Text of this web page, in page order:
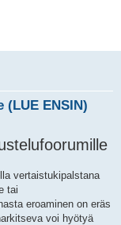
ENSIN)
vertaistukipalstana
tai
eroaminen on eräs
voi hyötyä